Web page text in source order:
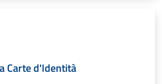
Carte d'Identità